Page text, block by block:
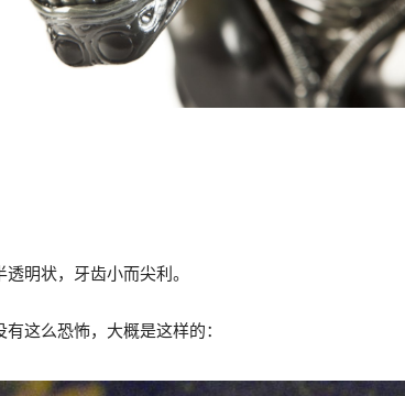
明状，牙齿小而尖利。
这么恐怖，大概是这样的：